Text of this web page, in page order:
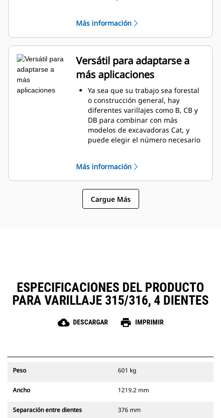
Los rastrillos Cat están reforzados
con acero resistente y tienen
ranuras, lo que es ideal para
separar y sujetar residuos.
Elija entre tres, cuatro o cinco
dientes para combinar con su
máquina y aplicación.
Más información
Versátil para adaptarse a
más aplicaciones
Ya sea que su trabajo sea forestal
o construcción general, hay
diferentes varillajes como B, CB y
DB para combinar con más
modelos de excavadoras Cat, y
puede elegir el número necesario
El rastrillo Cat está diseñado no
solo para utilizar la potencia de su
excavadora Cat, también lo está
para que se combine con tenazas
Cat a fin de mover más material.
material liviano.
Más información
Cargue Más
ESPECIFICACIONES DEL PRODUCTO
PARA VARILLAJE 315/316, 4 DIENTES
cloud_download DESCARGAR print IMPRIMIR
Peso 601 kg
Ancho 1219.2 mm
Separación entre dientes 376 mm